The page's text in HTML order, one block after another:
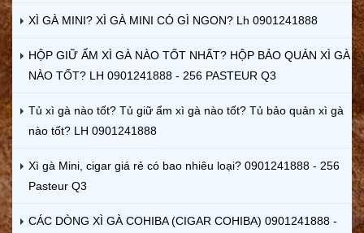
XÌ GÀ MINI? XÌ GÀ MINI CÓ GÌ NGON? Lh 0901241888
HỘP GIỮ ẨM XÌ GÀ NÀO TỐT NHẤT? HỘP BẢO QUẢN XÌ GÀ
NÀO TỐT? LH 0901241888 - 256 PASTEUR Q3
Tủ xì gà nào tốt? Tủ giữ ẩm xì gà nào tốt? Tủ bảo quản xì gà
nào tốt? LH 0901241888
Xì gà Mini, cigar giá rẻ có bao nhiêu loại? 0901241888 - 256
Pasteur Q3
CÁC DÒNG XÌ GÀ COHIBA (CIGAR COHIBA) 0901241888 -